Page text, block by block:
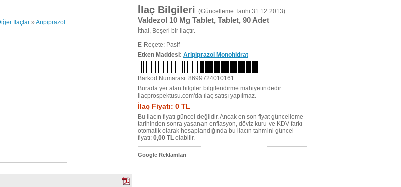
İlaçlar » Aripiprazol
İlaç Bilgileri (Güncelleme Tarihi:31.12.2013)
Valdezol 10 Mg Tablet, Tablet, 90 Adet
İthal, Beşeri bir ilaçtır.
E-Reçete: Pasif
Etken Maddesi: Aripiprazol Monohidrat
Barkod Numarası: 8699724010161
Burada yer alan bilgiler bilgilendirme mahiyetindedir.
Ilacprospektusu.com'da ilaç satışı yapılmaz.
İlaç Fiyatı: 0 TL
Bu ilacın fiyatı güncel değildir. Ancak en son fiyat güncelleme
tarihinden sonra yaşanan enflasyon, döviz kuru ve KDV farkı
otomatik olarak hesaplandığında bu ilacın tahmini güncel
fiyatı: 0,00 TL olabilir.
Google Reklamları